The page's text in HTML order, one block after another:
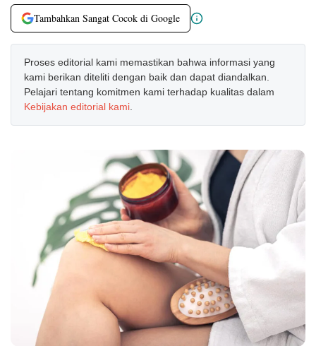
Tambahkan Sangat Cocok di Google
Proses editorial kami memastikan bahwa informasi yang
kami berikan diteliti dengan baik dan dapat diandalkan.
Pelajari tentang komitmen kami terhadap kualitas dalam
Kebijakan editorial kami